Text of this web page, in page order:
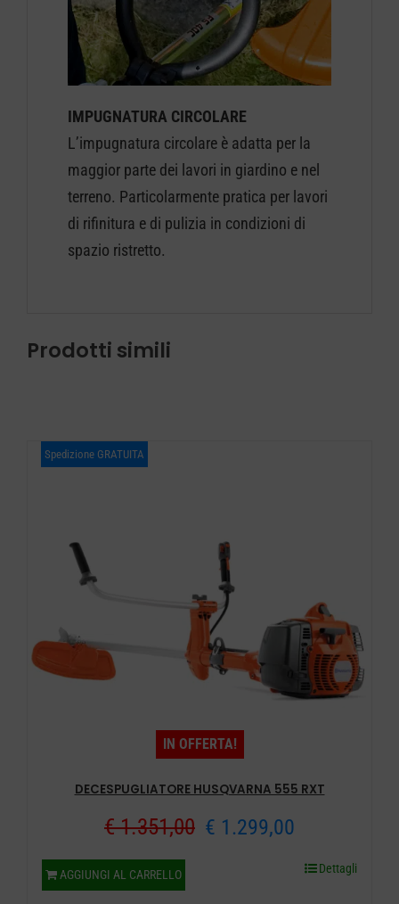
IMPUGNATURA CIRCOLARE
L’impugnatura circolare è adatta per la
maggior parte dei lavori in giardino e nel
terreno. Particolarmente pratica per lavori
di rifinitura e di pulizia in condizioni di
spazio ristretto.
Prodotti simili
Spedizione GRATUITA
IN OFFERTA!
DECESPUGLIATORE HUSQVARNA 555 RXT
€1.351,00 Il
€ 1.299,00
prezzo
AGGIUNGI AL CARRELLO Dettagli